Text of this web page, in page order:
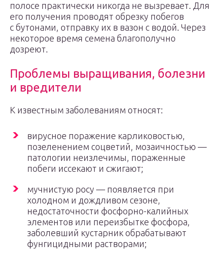
полосе практически никогда не вызревает. Для
его получения проводят обрезку побегов
с бутонами, отправку их в вазон с водой. Через
некоторое время семена благополучно
дозреют.
Проблемы выращивания, болезни
и вредители
К известным заболеваниям относят:
вирусное поражение карликовостью,
позеленением соцветий, мозаичностью —
патологии неизлечимы, пораженные
побеги иссекают и сжигают;
мучнистую росу — появляется при
холодном и дождливом сезоне,
недостаточности фосфорно-калийных
элементов или переизбытке фосфора,
заболевший кустарник обрабатывают
фунгицидными растворами;